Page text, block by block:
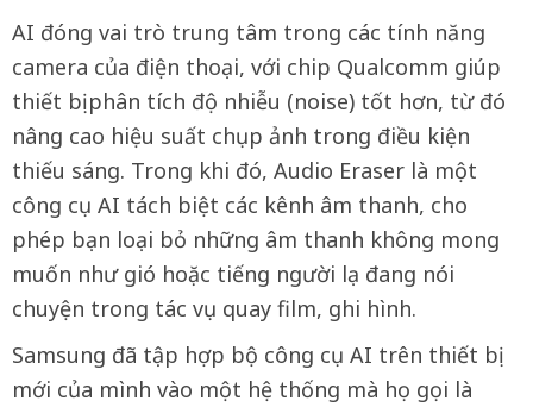
AI đóng vai trò trung tâm trong các tính năng
camera của điện thoại, với chip Qualcomm giúp
thiết bị phân tích độ nhiễu (noise) tốt hơn, từ đó
nâng cao hiệu suất chụp ảnh trong điều kiện
thiếu sáng. Trong khi đó, Audio Eraser là một
công cụ AI tách biệt các kênh âm thanh, cho
phép bạn loại bỏ những âm thanh không mong
muốn như gió hoặc tiếng người lạ đang nói
chuyện trong tác vụ quay film, ghi hình.
Samsung đã tập hợp bộ công cụ AI trên thiết bị
mới của mình vào một hệ thống mà họ gọi là